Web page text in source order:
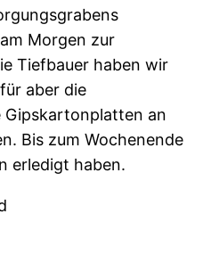
Morgen zur
Tiefbauer haben wir
aber die
Gipskartonplatten an
Bis zum Wochenende
erledigt haben.